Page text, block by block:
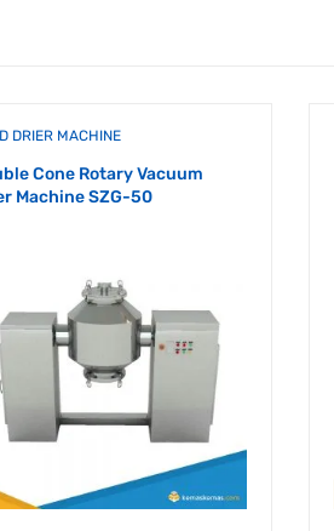
DRIER MACHINE
Cone Rotary Vacuum
Machine SZG-50